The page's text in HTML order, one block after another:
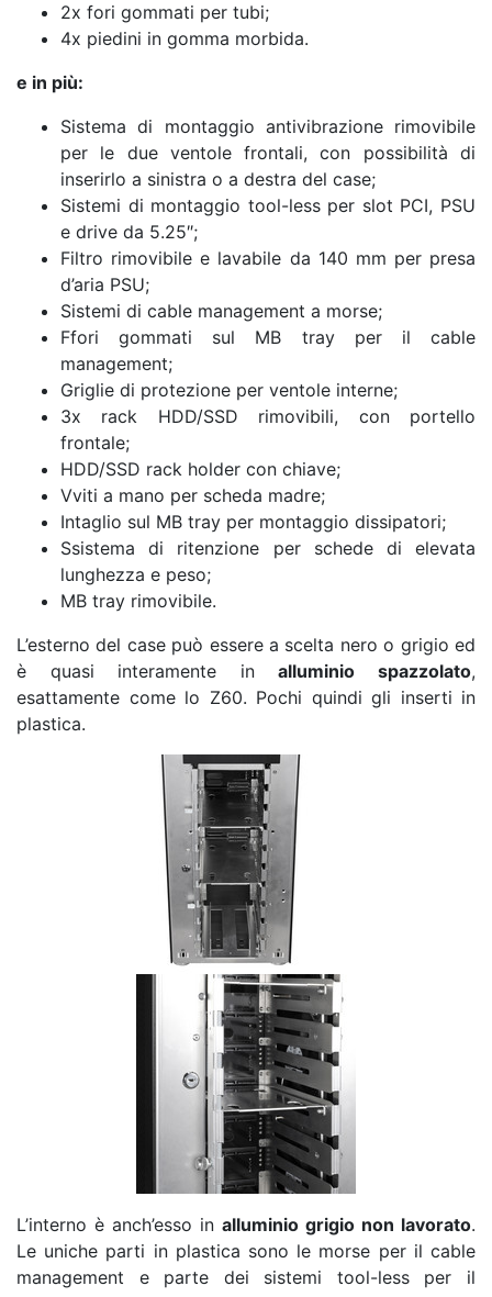
2x fori gommati per tubi;
4x piedini in gomma morbida.
e in più:
Sistema di montaggio antivibrazione rimovibile
per le due ventole frontali, con possibilità di
inserirlo a sinistra o a destra del case;
Sistemi di montaggio tool-less per slot PCI, PSU
e drive da 5.25″;
Filtro rimovibile e lavabile da 140 mm per presa
d’aria PSU;
Sistemi di cable management a morse;
Ffori gommati sul MB tray per il cable
management;
Griglie di protezione per ventole interne;
3x rack HDD/SSD rimovibili, con portello
frontale;
HDD/SSD rack holder con chiave;
Vviti a mano per scheda madre;
Intaglio sul MB tray per montaggio dissipatori;
Ssistema di ritenzione per schede di elevata
lunghezza e peso;
MB tray rimovibile.
L’esterno del case può essere a scelta nero o grigio ed
è quasi interamente inalluminio spazzolato,
esattamente come lo Z60. Pochi quindi gli inserti in
plastica.
L’interno è anch’esso in alluminio grigio non lavorato.
Le uniche parti in plastica sono le morse per il cable
management e parte dei sistemi tool-less per il